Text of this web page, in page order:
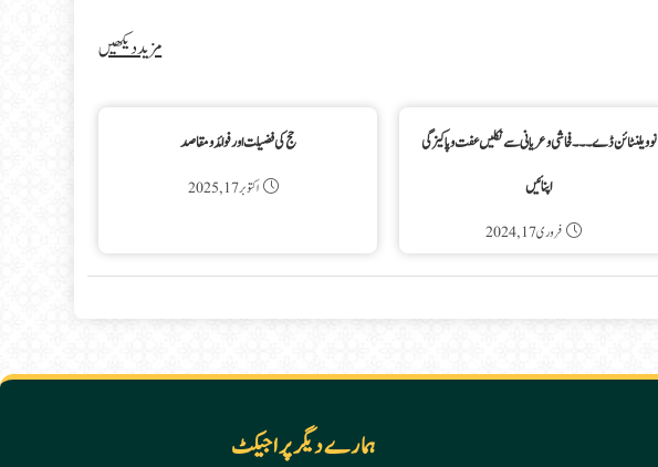
مزید دیکھیں
نو ویلنٹائن ڈے۔۔۔ فحاشی و عریانی سے نکلیں عفت و پاکیزگی
اپنائیں
فروری 17, 2024
حج کی فضیلت اور فوائد و مقاصد
اکتوبر 17, 2025
ہمارے دیگر پراجیکٹ